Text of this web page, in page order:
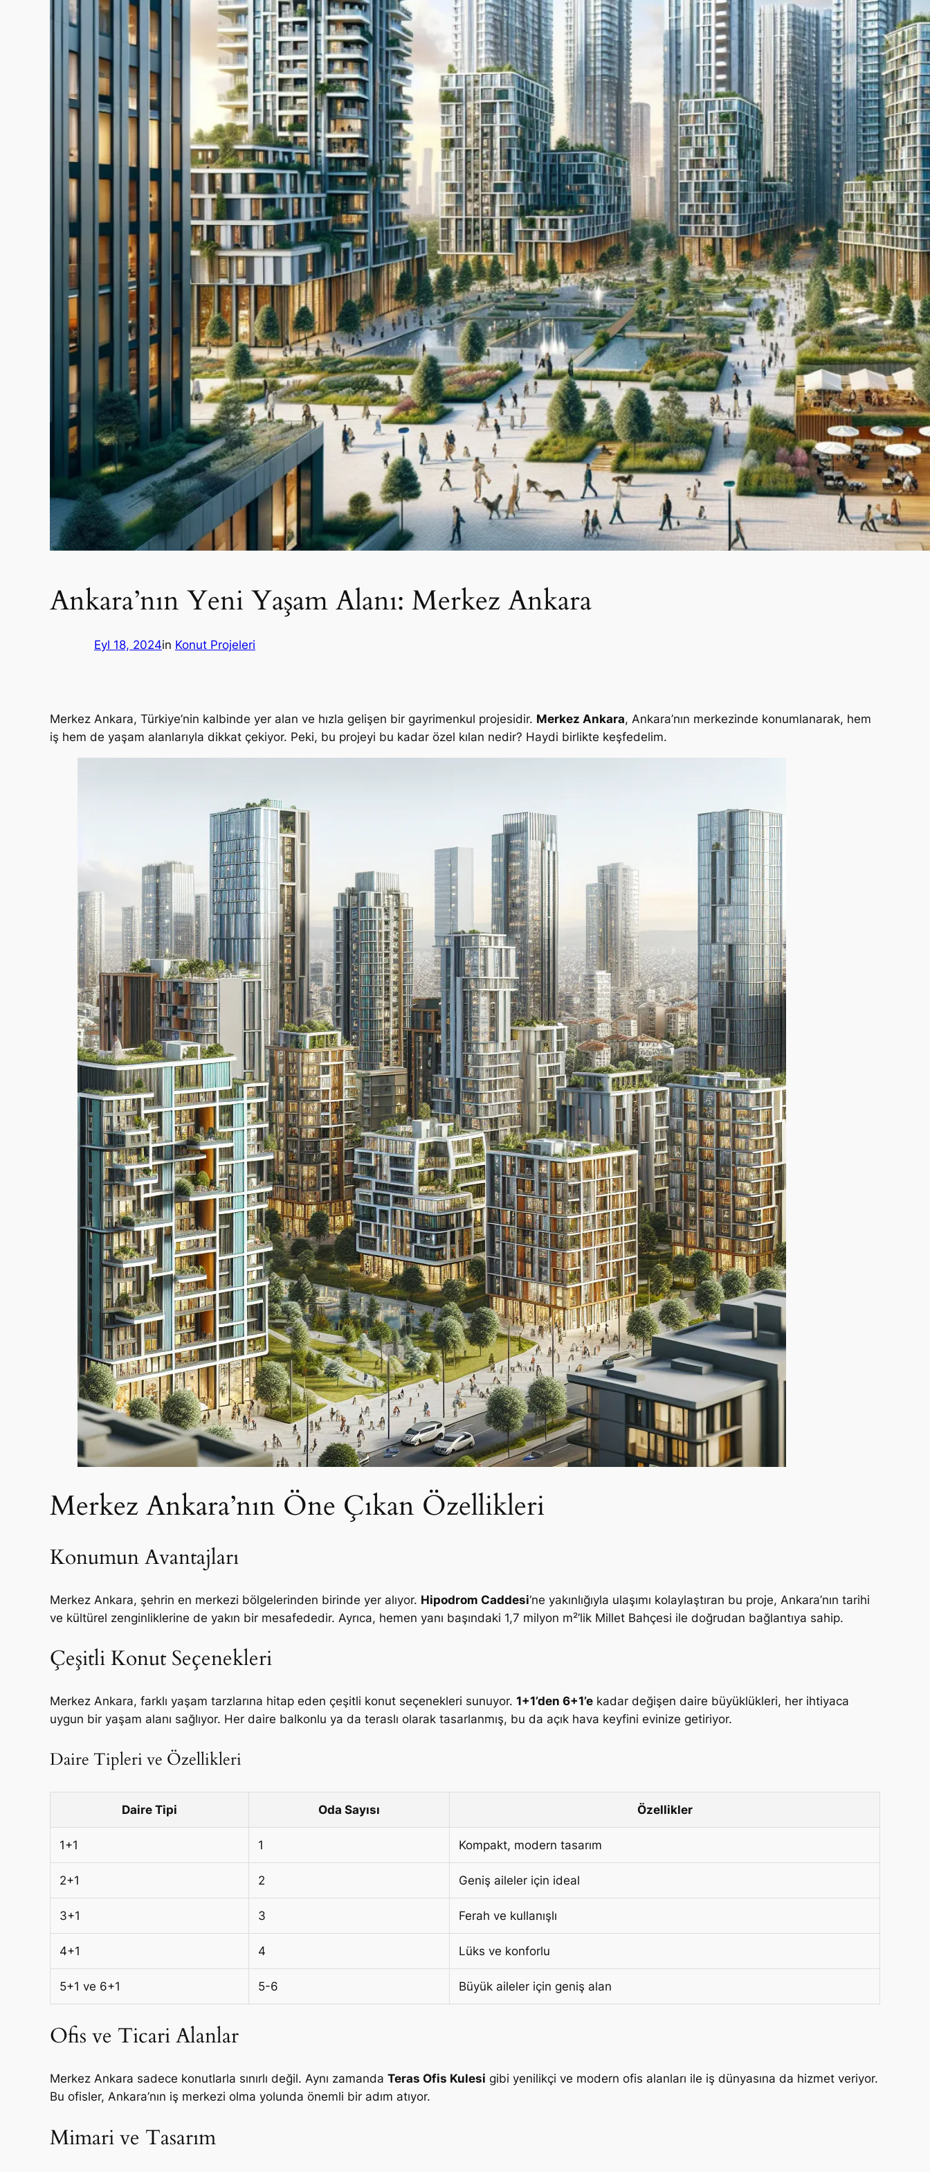
Ankara’nın Yeni Yaşam Alanı: Merkez Ankara
Eyl 18, 2024in Konut Projeleri
Merkez Ankara, Türkiye’nin kalbinde yer alan ve hızla gelişen bir gayrimenkul projesidir. Merkez Ankara, Ankara’nın merkezinde konumlanarak, hem
iş hem de yaşam alanlarıyla dikkat çekiyor. Peki, bu projeyi bu kadar özel kılan nedir? Haydi birlikte keşfedelim.
Merkez Ankara’nın Öne Çıkan Özellikleri
Konumun Avantajları
Merkez Ankara, şehrin en merkezi bölgelerinden birinde yer alıyor. Hipodrom Caddesi‘ne yakınlığıyla ulaşımı kolaylaştıran bu proje, Ankara’nın tarihi
ve kültürel zenginliklerine de yakın bir mesafededir. Ayrıca, hemen yanı başındaki 1,7 milyon m²’lik Millet Bahçesi ile doğrudan bağlantıya sahip.
Çeşitli Konut Seçenekleri
Merkez Ankara, farklı yaşam tarzlarına hitap eden çeşitli konut seçenekleri sunuyor. 1+1’den 6+1’e kadar değişen daire büyüklükleri, her ihtiyaca
uygun bir yaşam alanı sağlıyor. Her daire balkonlu ya da teraslı olarak tasarlanmış, bu da açık hava keyfini evinize getiriyor.
Daire Tipleri ve Özellikleri
Daire Tipi Oda Sayısı Özellikler
1+1 1 Kompakt, modern tasarım
2+1 2 Geniş aileler için ideal
3+1 3 Ferah ve kullanışlı
4+1 4 Lüks ve konforlu
5+1 ve 6+1 5-6 Büyük aileler için geniş alan
Ofis ve Ticari Alanlar
Merkez Ankara sadece konutlarla sınırlı değil. Aynı zamanda Teras Ofis Kulesi gibi yenilikçi ve modern ofis alanları ile iş dünyasına da hizmet veriyor.
Bu ofisler, Ankara’nın iş merkezi olma yolunda önemli bir adım atıyor.
Mimari ve Tasarım